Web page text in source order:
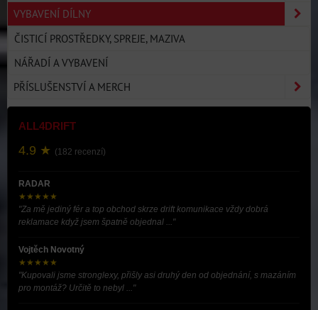
VYBAVENÍ DÍLNY
ČISTICÍ PROSTŘEDKY, SPREJE, MAZIVA
NÁŘADÍ A VYBAVENÍ
PŘÍSLUŠENSTVÍ A MERCH
ALL4DRIFT
4.9 ★ (182 recenzí)
RADAR
★★★★★
"Za mě jediný fér a top obchod skrze drift komunikace vždy dobrá
reklamace když jsem špatně objednal ..."
Vojtěch Novotný
★★★★★
"Kupovali jsme stronglexy, přišly asi druhý den od objednání, s mazáním
pro montáž? Určitě to nebyl ..."